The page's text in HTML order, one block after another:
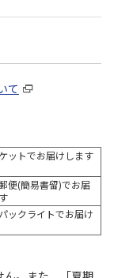
て
ットでお届けします
便(簡易書留)でお届
ックライトでお届け